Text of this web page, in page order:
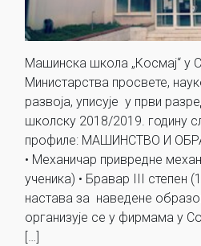
Машинска школа „Космај“ у
Министарства просвете,
развоја, уписује у први
школску 2018/2019. годину
профиле: МАШИНСТВО И
• Механичар привредне
ученика) • Бравар III степен
настава за наведене
организује се у фирмама у
[…]